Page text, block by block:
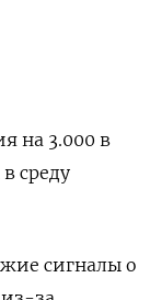
на 3.000 в
среду
сигналы о